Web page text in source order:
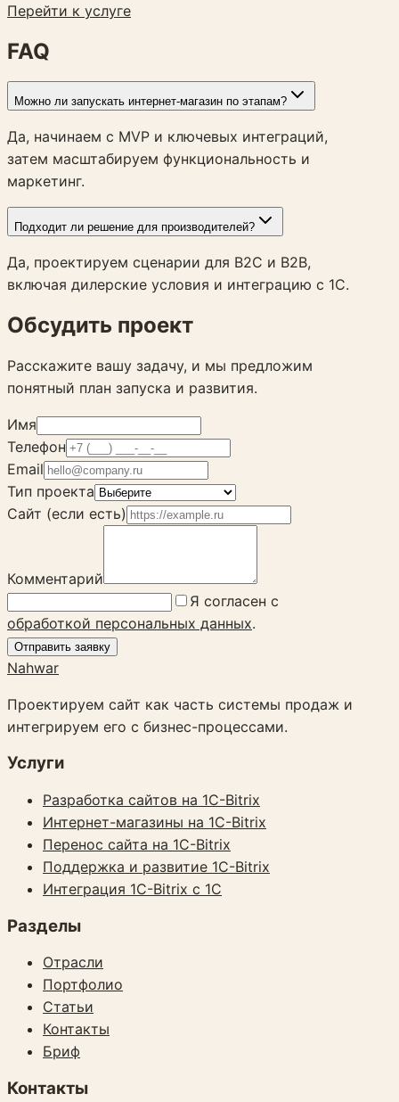
Перейти к услуге
FAQ
Можно ли запускать интернет-магазин по этапам?
Да, начинаем с MVP и ключевых интеграций,
затем масштабируем функциональность и
маркетинг.
Подходит ли решение для производителей?
Да, проектируем сценарии для B2C и B2B,
включая дилерские условия и интеграцию с 1С.
Обсудить проект
Расскажите вашу задачу, и мы предложим
понятный план запуска и развития.
Имя
Телефон
Email
Тип проекта
Сайт (если есть)
Комментарий
Я согласен с
обработкой персональных данных.
Отправить заявку
Nahwar
Проектируем сайт как часть системы продаж и
интегрируем его с бизнес-процессами.
Услуги
Разработка сайтов на 1C-Bitrix
Интернет-магазины на 1C-Bitrix
Перенос сайта на 1C-Bitrix
Поддержка и развитие 1C-Bitrix
Интеграция 1C-Bitrix с 1С
Разделы
Отрасли
Портфолио
Статьи
Контакты
Бриф
Контакты